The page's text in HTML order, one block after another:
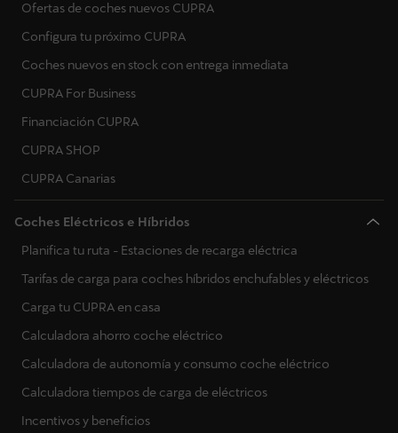
Ofertas de coches nuevos CUPRA
Configura tu próximo CUPRA
Coches nuevos en stock con entrega inmediata
CUPRA For Business
Financiación CUPRA
CUPRA SHOP
CUPRA Canarias
Coches Eléctricos e Híbridos
Planifica tu ruta - Estaciones de recarga eléctrica
Tarifas de carga para coches híbridos enchufables y eléctricos
Carga tu CUPRA en casa
Calculadora ahorro coche eléctrico
Calculadora de autonomía y consumo coche eléctrico
Calculadora tiempos de carga de eléctricos
Incentivos y beneficios